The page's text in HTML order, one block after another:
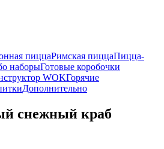
пиццаРимская пиццаПицца-
наборыГотовые коробочки
WOKГорячие
Дополнительно
снежный краб